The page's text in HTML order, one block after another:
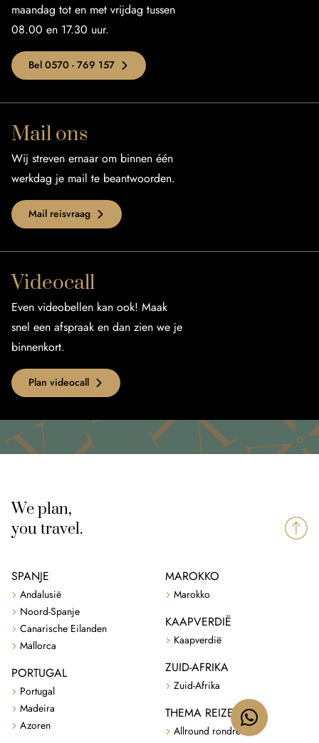
maandag tot en met vrijdag tussen
08.00 en 17.30 uur.
Bel 0570 - 769 157
Mail ons
Wij streven ernaar om binnen één
werkdag je mail te beantwoorden.
Mail reisvraag
Videocall
Even videobellen kan ook! Maak
snel een afspraak en dan zien we je
binnenkort.
Plan videocall
We plan,
you travel.
SPANJE
Andalusië
Noord-Spanje
Canarische Eilanden
Mallorca
PORTUGAL
Portugal
Madeira
Azoren
MAROKKO
Marokko
KAAPVERDIË
Kaapverdië
ZUID-AFRIKA
Zuid-Afrika
THEMA REIZEN
Allround rondreizen